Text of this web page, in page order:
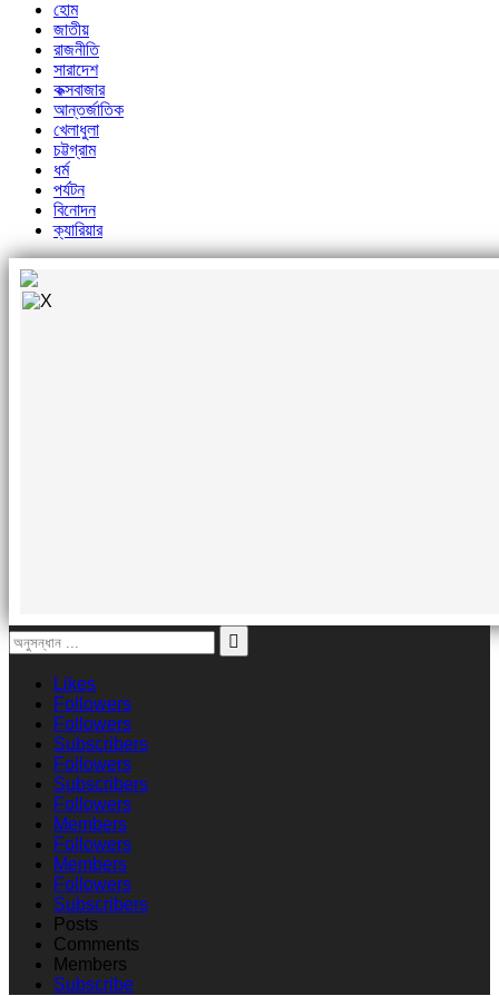
হোম
জাতীয়
রাজনীতি
সারাদেশ
কক্সবাজার
আন্তর্জাতিক
খেলাধুলা
চট্টগ্রাম
ধর্ম
পর্যটন
বিনোদন
ক্যারিয়ার
Likes
Followers
Followers
Subscribers
Followers
Subscribers
Followers
Members
Followers
Members
Followers
Subscribers
Posts
Comments
Members
Subscribe